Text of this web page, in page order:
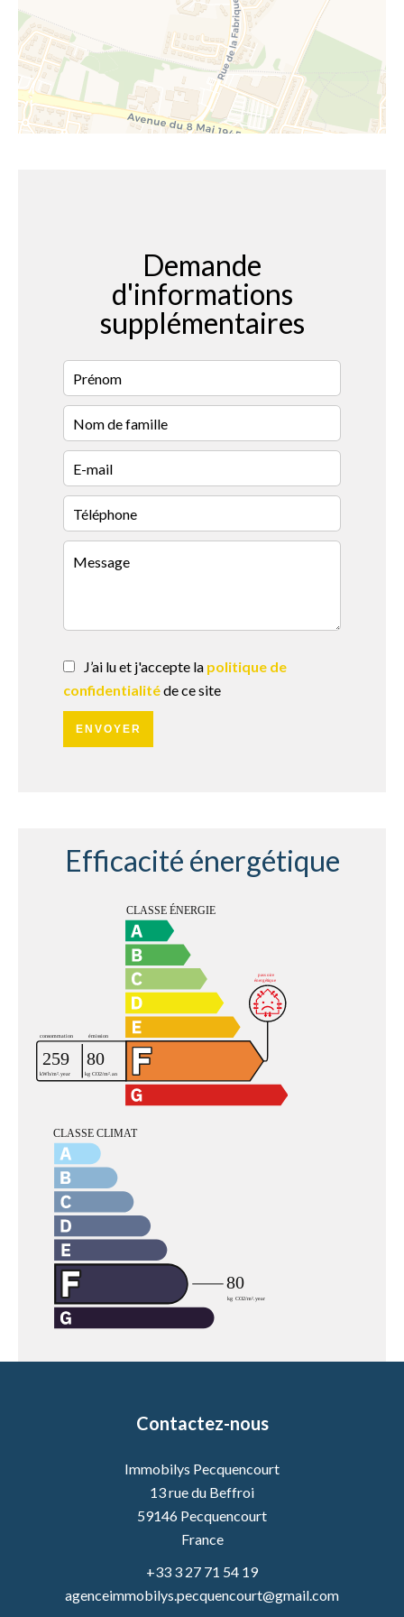
Demande
d'informations
supplémentaires
J’ai lu et j'accepte la politique de
confidentialitéde ce site
ENVOYER
Efficacité énergétique
Contactez-nous
Immobilys Pecquencourt
13 rue du Beffroi
59146 Pecquencourt
France
+33 3 27 71 54 19
agenceimmobilys.pecquencourt@gmail.com